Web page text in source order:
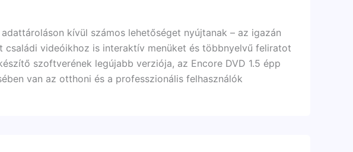
kívül számos lehetőséget nyújtanak – az igazán
családi videóikhoz is interaktív menüket és többnyelvű feliratot
szoftverének legújabb verziója, az Encore DVD 1.5 épp
van az otthoni és a professzionális felhasználók